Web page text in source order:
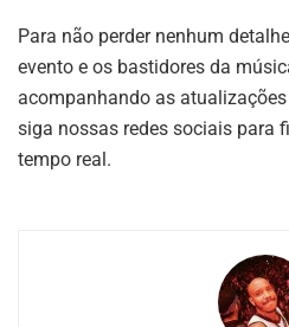
Para não perder nenhum
evento e os bastidores da
acompanhando as
siga nossas redes sociais para
tempo real.